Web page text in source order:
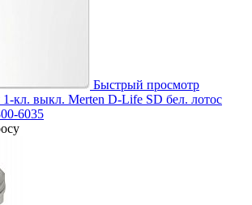
Быстрый просмотр
кл. выкл. Merten D-Life SD бел. лотос
6035